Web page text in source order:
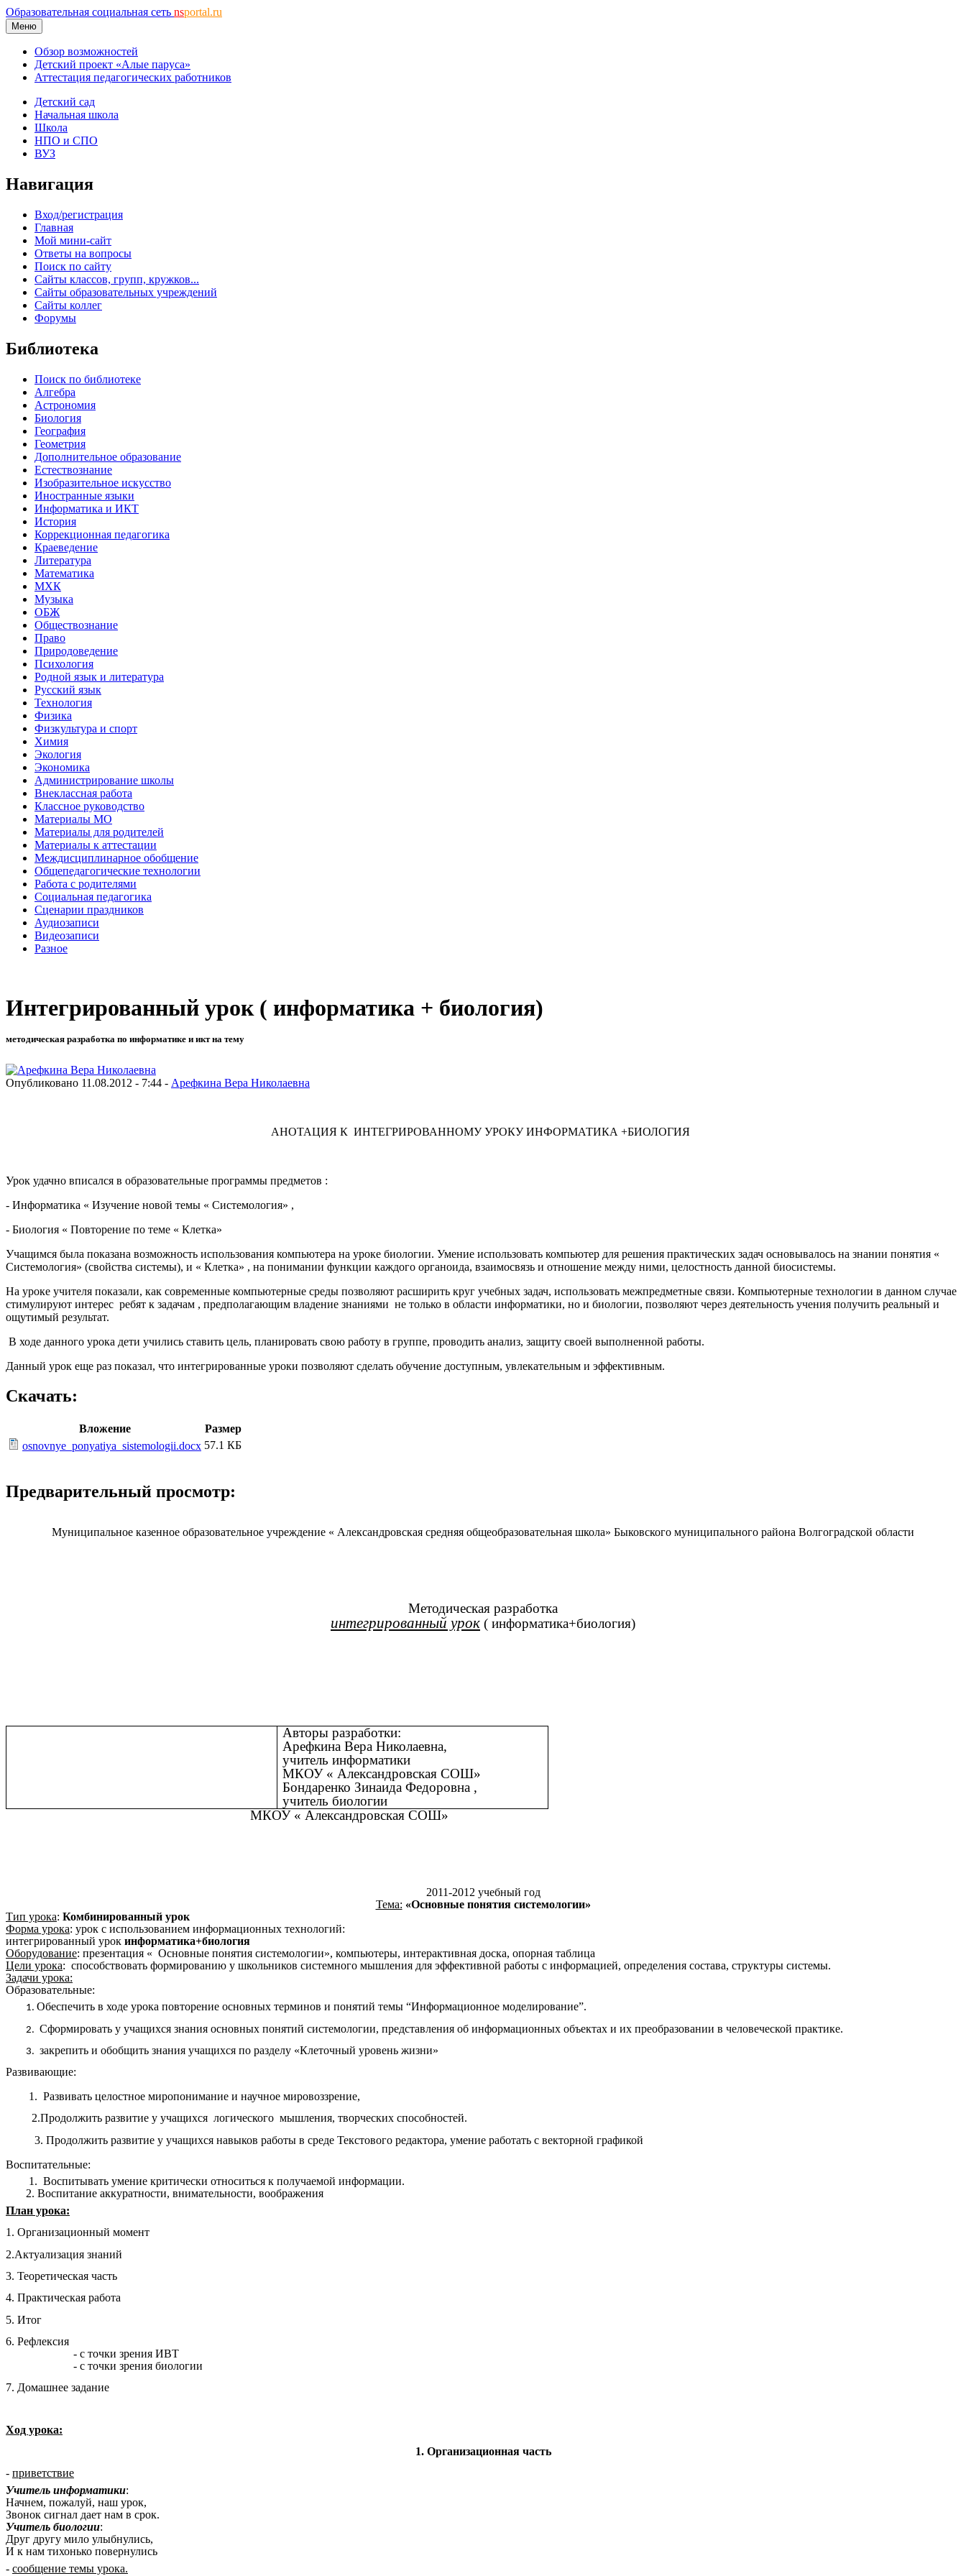
Образовательная социальная сеть nsportal.ru
Меню
Обзор возможностей
Детский проект «Алые паруса»
Аттестация педагогических работников
Детский сад
Начальная школа
Школа
НПО и СПО
ВУЗ
Навигация
Вход/регистрация
Главная
Мой мини-сайт
Ответы на вопросы
Поиск по сайту
Сайты классов, групп, кружков...
Сайты образовательных учреждений
Сайты коллег
Форумы
Библиотека
Поиск по библиотеке
Алгебра
Астрономия
Биология
География
Геометрия
Дополнительное образование
Естествознание
Изобразительное искусство
Иностранные языки
Информатика и ИКТ
История
Коррекционная педагогика
Краеведение
Литература
Математика
МХК
Музыка
ОБЖ
Обществознание
Право
Природоведение
Психология
Родной язык и литература
Русский язык
Технология
Физика
Физкультура и спорт
Химия
Экология
Экономика
Администрирование школы
Внеклассная работа
Классное руководство
Материалы МО
Материалы для родителей
Материалы к аттестации
Междисциплинарное обобщение
Общепедагогические технологии
Работа с родителями
Социальная педагогика
Сценарии праздников
Аудиозаписи
Видеозаписи
Разное
Интегрированный урок ( информатика + биология)
методическая разработка по информатике и икт на тему
Опубликовано 11.08.2012 - 7:44 - Арефкина Вера Николаевна
АНОТАЦИЯ К ИНТЕГРИРОВАННОМУ УРОКУ ИНФОРМАТИКА +БИОЛОГИЯ
Урок удачно вписался в образовательные программы предметов :
- Информатика « Изучение новой темы « Системология» ,
- Биология « Повторение по теме « Клетка»
Учащимся была показана возможность использования компьютера на уроке биологии. Умение использовать компьютер для решения практических задач основывалось на знании понятия «
Системология» (свойства системы), и « Клетка» , на понимании функции каждого органоида, взаимосвязь и отношение между ними, целостность данной биосистемы.
На уроке учителя показали, как современные компьютерные среды позволяют расширить круг учебных задач, использовать межпредметные связи. Компьютерные технологии в данном случае
стимулируют интерес ребят к задачам , предполагающим владение знаниями не только в области информатики, но и биологии, позволяют через деятельность учения получить реальный и
ощутимый результат.
В ходе данного урока дети учились ставить цель, планировать свою работу в группе, проводить анализ, защиту своей выполненной работы.
Данный урок еще раз показал, что интегрированные уроки позволяют сделать обучение доступным, увлекательным и эффективным.
Скачать:
Вложение
Размер
osnovnye_ponyatiya_sistemologii.docx 57.1 КБ
Предварительный просмотр:
Муниципальное казенное образовательное учреждение « Александровская средняя общеобразовательная школа» Быковского муниципального района Волгоградской области
Методическая разработка
интегрированный урок ( информатика+биология)
Авторы разработки:
Арефкина Вера Николаевна,
учитель информатики
МКОУ « Александровская СОШ»
Бондаренко Зинаида Федоровна ,
учитель биологии
МКОУ « Александровская СОШ»
2011-2012 учебный год
Тема: «Основные понятия системологии»
Тип урока: Комбинированный урок
Форма урока: урок с использованием информационных технологий:
интегрированный урок информатика+биология
Оборудование: презентация « Основные понятия системологии», компьютеры, интерактивная доска, опорная таблица
Цели урока: способствовать формированию у школьников системного мышления для эффективной работы с информацией, определения состава, структуры системы.
Задачи урока:
Образовательные:
Обеспечить в ходе урока повторение основных терминов и понятий темы “Информационное моделирование”.
Сформировать у учащихся знания основных понятий системологии, представления об информационных объектах и их преобразовании в человеческой практике.
закрепить и обобщить знания учащихся по разделу «Клеточный уровень жизни»
Развивающие:
1. Развивать целостное миропонимание и научное мировоззрение,
2.Продолжить развитие у учащихся логического мышления, творческих способностей.
3. Продолжить развитие у учащихся навыков работы в среде Текстового редактора, умение работать с векторной графикой
Воспитательные:
1. Воспитывать умение критически относиться к получаемой информации.
2. Воспитание аккуратности, внимательности, воображения
План урока:
1. Организационный момент
2.Актуализация знаний
3. Теоретическая часть
4. Практическая работа
5. Итог
6. Рефлексия
- с точки зрения ИВТ
- с точки зрения биологии
7. Домашнее задание
Ход урока:
1. Организационная часть
- приветствие
Учитель информатики:
Начнем, пожалуй, наш урок,
Звонок сигнал дает нам в срок.
Учитель биологии:
Друг другу мило улыбнулись,
И к нам тихонько повернулись
- сообщение темы урока.